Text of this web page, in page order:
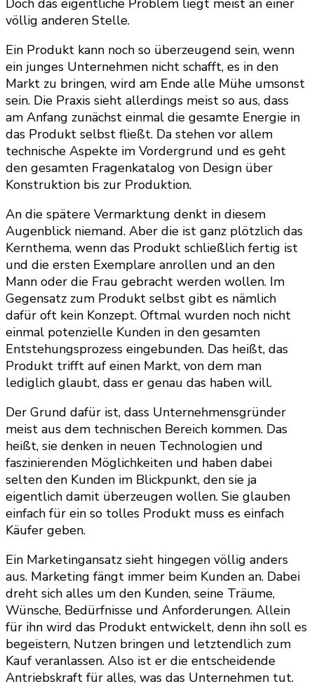
Doch das eigentliche Problem liegt meist an einer
völlig anderen Stelle.
Ein Produkt kann noch so überzeugend sein, wenn
ein junges Unternehmen nicht schafft, es in den
Markt zu bringen, wird am Ende alle Mühe umsonst
sein. Die Praxis sieht allerdings meist so aus, dass
am Anfang zunächst einmal die gesamte Energie in
das Produkt selbst fließt. Da stehen vor allem
technische Aspekte im Vordergrund und es geht
den gesamten Fragenkatalog von Design über
Konstruktion bis zur Produktion.
An die spätere Vermarktung denkt in diesem
Augenblick niemand. Aber die ist ganz plötzlich das
Kernthema, wenn das Produkt schließlich fertig ist
und die ersten Exemplare anrollen und an den
Mann oder die Frau gebracht werden wollen. Im
Gegensatz zum Produkt selbst gibt es nämlich
dafür oft kein Konzept. Oftmal wurden noch nicht
einmal potenzielle Kunden in den gesamten
Entstehungsprozess eingebunden. Das heißt, das
Produkt trifft auf einen Markt, von dem man
lediglich glaubt, dass er genau das haben will.
Der Grund dafür ist, dass Unternehmensgründer
meist aus dem technischen Bereich kommen. Das
heißt, sie denken in neuen Technologien und
faszinierenden Möglichkeiten und haben dabei
selten den Kunden im Blickpunkt, den sie ja
eigentlich damit überzeugen wollen. Sie glauben
einfach für ein so tolles Produkt muss es einfach
Käufer geben.
Ein Marketingansatz sieht hingegen völlig anders
aus. Marketing fängt immer beim Kunden an. Dabei
dreht sich alles um den Kunden, seine Träume,
Wünsche, Bedürfnisse und Anforderungen. Allein
für ihn wird das Produkt entwickelt, denn ihn soll es
begeistern, Nutzen bringen und letztendlich zum
Kauf veranlassen. Also ist er die entscheidende
Antriebskraft für alles, was das Unternehmen tut.